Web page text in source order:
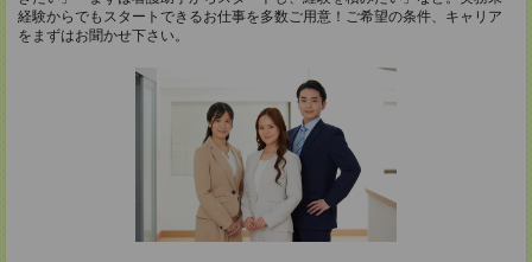
経験からでもスタートできるお仕事を多数ご用意！ご希望の条件、キャリア
をまずはお聞かせ下さい。